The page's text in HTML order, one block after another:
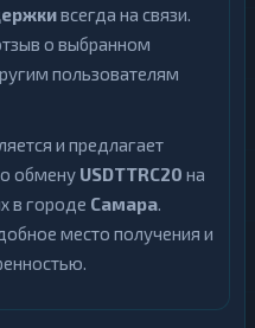
всегда на связи.
о выбранном
пользователям
и предлагает
обмену USDTTRC20 на
в городе Самара.
место получения и